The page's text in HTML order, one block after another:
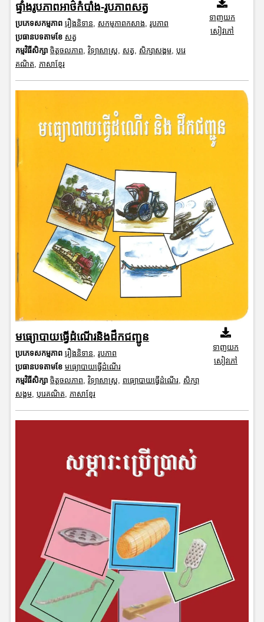
ផ្ទាំងរូបភាពអាថ៌កំបាំង-រូបភាពសត្វ
ប្រភេទសកម្មភាព រឿងនិទាន, សកម្មភាពកសាង, រូបភាព
ប្រធានបទតាមខែ សត្វ
កម្មវិធីសិក្សា ចិត្តចលភាព, វិទ្យាសាស្រ្ត, សត្វ, សិក្សាសង្គម, បុរេ
គណិត, ភាសាខ្មែរ
ទាញយក
សៀវភៅ
មធ្យោបាយធ្វើដំណើរនិងដឹកជញ្ជូន
ប្រភេទសកម្មភាព រឿងនិទាន រូបភាព
ប្រធានបទតាមខែ មធ្យោបាយធ្វើដំណើរ
កម្មវិធីសិក្សា ចិត្តចលភាព វិទ្យាសាស្រ្ត ពធ្យោបាយធ្វើដំណើរ, សិក្សា
សង្គម, បុរេគណិត ភាសាខ្មែរ
ទាញយក
សៀវភៅ